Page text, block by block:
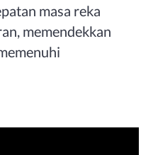
masa reka
memendekkan